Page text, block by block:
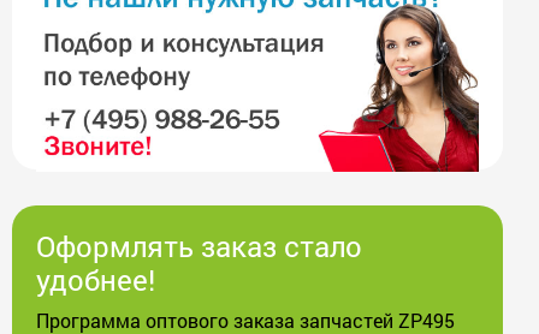
Оформлять заказ стало
удобнее!
Программа оптового заказа запчастей ZP495